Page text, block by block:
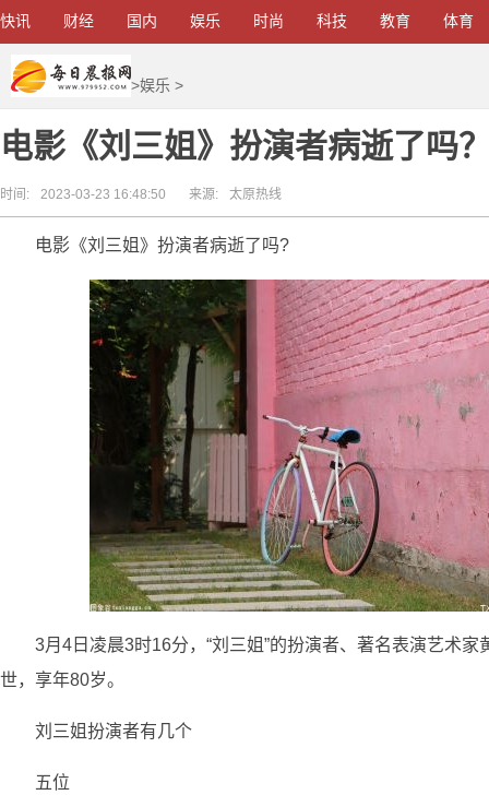
快讯 财经 国内 娱乐 时尚 科技 教育 体育
>娱乐 >
电影《刘三姐》扮演者病逝了吗
时间: 2023-03-23 16:48:50 来源: 太原热线
电影《刘三姐》扮演者病逝了吗?
3月4日凌晨3时16分，“刘三姐”的扮演者、著名表演艺术家
世，享年80岁。
刘三姐扮演者有几个
五位